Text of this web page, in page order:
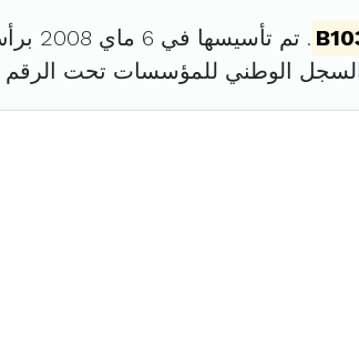
. تم تأسيسها في 6 ماي 2008 برأس مال قدره
الوطني للمؤسسات تحت الرقم